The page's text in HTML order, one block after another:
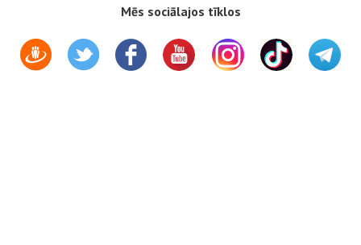
Mēs sociālajos tīklos